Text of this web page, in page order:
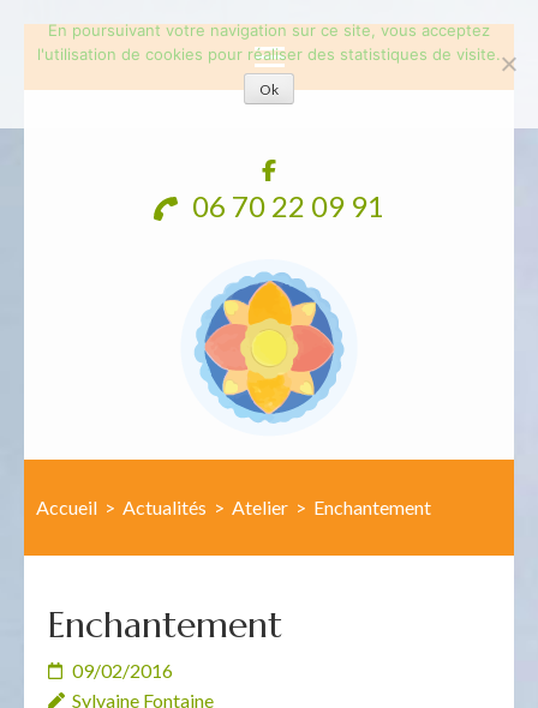
06 70 22 09 91
Accueil > Actualités > Atelier > Enchantement
Enchantement
09/02/2016
Sylvaine Fontaine
En poursuivant votre navigation sur ce site, vous acceptez
l'utilisation de cookies pour réaliser des statistiques de visite.
Ok